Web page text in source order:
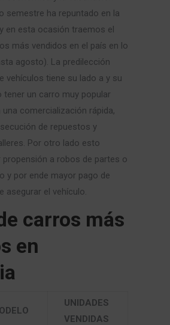
semestre ha repuntado en la
en esta ocasión traemos el
más vendidos en el país en lo
agosto). La predilección
vehículos tiene su lado a y su
tener un carro muy popular
comercialización rápida,
de repuestos y
Por otro lado esto
propensión a robos de partes o
y por ende mayor pago de
asegurar el vehículo.
carros más
en
UNIDADES
VENDIDAS